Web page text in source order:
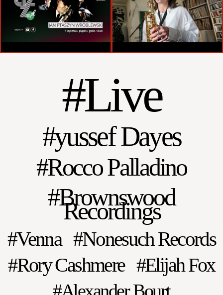
Live
yussef Dayes
Rocco Palladino
Brownswood
Recordings
Venna Nonesuch Records
Rory Cashmere Elijah Fox
Alexander Bourt